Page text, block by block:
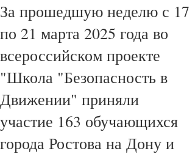
За прошедшую неделю с 17
по 21 марта 2025 года во
всероссийском проекте
"Школа "Безопасность в
Движении" приняли
участие 163 обучающихся
города Ростова на Дону и